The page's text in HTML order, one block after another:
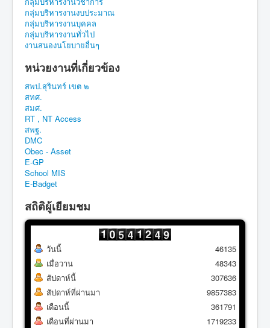
กลุ่มบริหารงานงบประมาณ
กลุ่มบริหารงานบุคคล
กลุ่มบริหารงานทั่วไป
งานสนองนโยบายอื่นๆ
หน่วยงานที่เกี่ยวข้อง
สพป.สุรินทร์ เขต ๒
สทศ.
สมศ.
RT , NT Access
สพฐ.
DMC
Obec - Asset
E-GP
School MIS
E-Badget
สถิติผู้เยียมชม
วันนี้
เมื่อวาน
สัปดาห์นี้
สัปดาห์ที่ผ่านมา
เดือนนี้
เดือนที่ผ่านมา
46135
48343
307636
9857383
361791
1719233